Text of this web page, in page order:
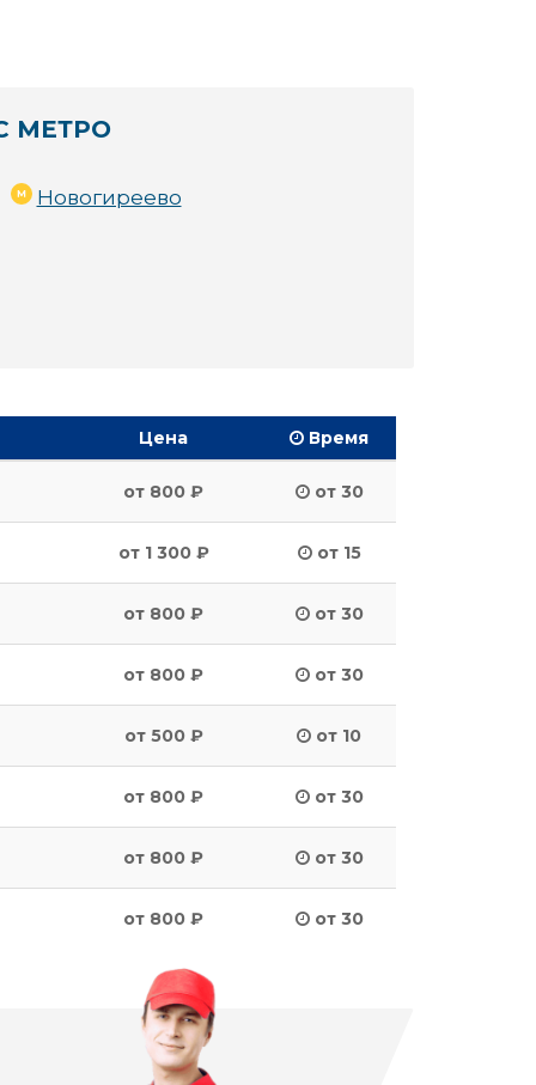
МЕТРО
Новогиреево
Цена Время
от 800 ₽ от 30
от 1 300 ₽ от 15
от 800 ₽ от 30
от 800 ₽ от 30
от 500 ₽ от 10
от 800 ₽ от 30
от 800 ₽ от 30
от 800 ₽ от 30